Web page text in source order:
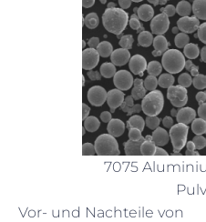
7075
Vor- und Nachteile von